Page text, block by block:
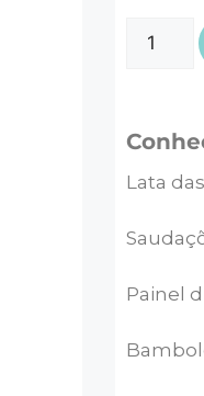
Lata
Painel